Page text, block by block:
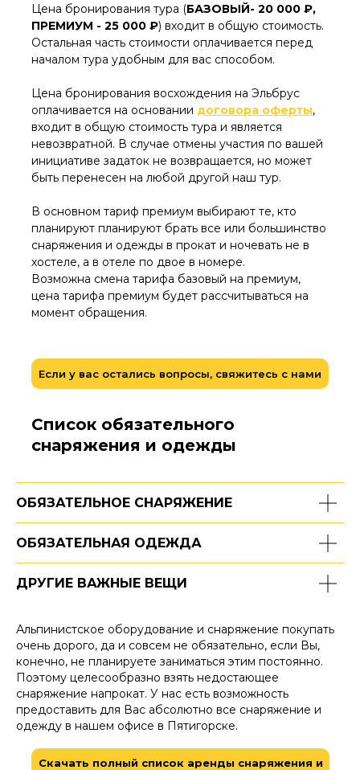
Цена бронирования тура (БАЗОВЫЙ- 20 000 ₽,
ПРЕМИУМ - 25 000 ₽) входит в общую стоимость.
Остальная часть стоимости оплачивается перед
началом тура удобным для вас способом.
Цена бронирования восхождения на Эльбрус
оплачивается на основании договора оферты,
входит в общую стоимость тура и является
невозвратной. В случае отмены участия по вашей
инициативе задаток не возвращается, но может
быть перенесен на любой другой наш тур.
В основном тариф премиум выбирают те, кто
планируют планируют брать все или большинство
снаряжения и одежды в прокат и ночевать не в
хостеле, а в отеле по двое в номере.
Возможна смена тарифа базовый на премиум,
цена тарифа премиум будет рассчитываться на
момент обращения.
Если у вас остались вопросы, свяжитесь с нами
Список обязательного
снаряжения и одежды
ОБЯЗАТЕЛЬНОЕ СНАРЯЖЕНИЕ
ОБЯЗАТЕЛЬНАЯ ОДЕЖДА
ДРУГИЕ ВАЖНЫЕ ВЕЩИ
Альпинистское оборудование и снаряжение покупать
очень дорого, да и совсем не обязательно, если Вы,
конечно, не планируете заниматься этим постоянно.
Поэтому целесообразно взять недостающее
снаряжение напрокат. У нас есть возможность
предоставить для Вас абсолютно все снаряжение и
одежду в нашем офисе в Пятигорске.
Скачать полный список аренды снаряжения и